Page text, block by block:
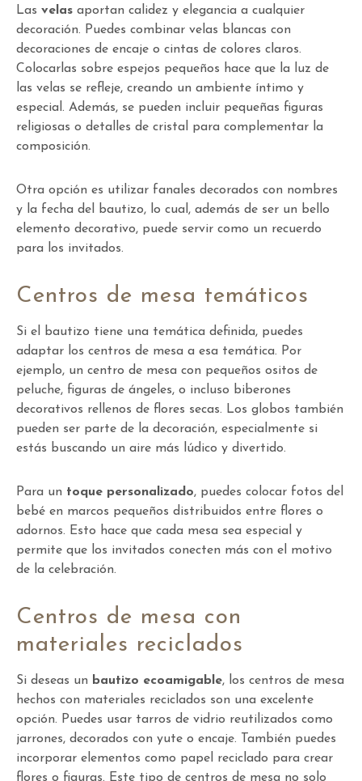
Las velas aportan calidez y elegancia a cualquier
decoración. Puedes combinar velas blancas con
decoraciones de encaje o cintas de colores claros.
Colocarlas sobre espejos pequeños hace que la luz de
las velas se refleje, creando un ambiente íntimo y
especial. Además, se pueden incluir pequeñas figuras
religiosas o detalles de cristal para complementar la
composición.
Otra opción es utilizar fanales decorados con nombres
y la fecha del bautizo, lo cual, además de ser un bello
elemento decorativo, puede servir como un recuerdo
para los invitados.
Centros de mesa temáticos
Si el bautizo tiene una temática definida, puedes
adaptar los centros de mesa a esa temática. Por
ejemplo, un centro de mesa con pequeños ositos de
peluche, figuras de ángeles, o incluso biberones
decorativos rellenos de flores secas. Los globos también
pueden ser parte de la decoración, especialmente si
estás buscando un aire más lúdico y divertido.
Para un toque personalizado, puedes colocar fotos del
bebé en marcos pequeños distribuidos entre flores o
adornos. Esto hace que cada mesa sea especial y
permite que los invitados conecten más con el motivo
de la celebración.
Centros de mesa con
materiales reciclados
Si deseas un bautizo ecoamigable, los centros de mesa
hechos con materiales reciclados son una excelente
opción. Puedes usar tarros de vidrio reutilizados como
jarrones, decorados con yute o encaje. También puedes
incorporar elementos como papel reciclado para crear
flores o figuras. Este tipo de centros de mesa no solo